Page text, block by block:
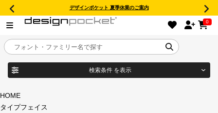
デザインポケット 夏季休業のご案内
0
目的別フォントガイド
特集
検索条件 を表示
HOME
タイプフェイス